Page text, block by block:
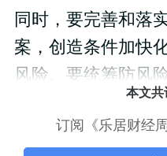
同时，要完善和落
案，创造条件加快
风险。要统筹防风
本文共
订阅《乐居财经